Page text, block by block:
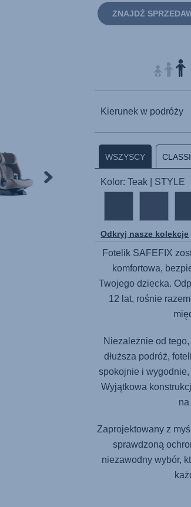
ZNAJDŹ
Kierunek w podróży
WSZYSCY
Kolor: Teak | STYLE
Odkryj nasze kolekcje
Fotelik SAFEFIX
komfortowa,
Twojego dziecka.
12 lat, rośnie
Niezależnie od
dłuższa podróż,
spokojnie i
Wyjątkowa
Zaprojektowany z
sprawdzoną
niezawodny wybór,